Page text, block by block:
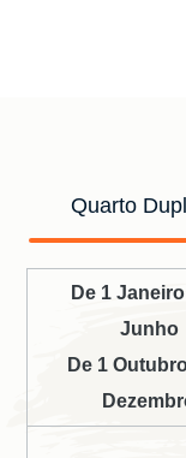
Quarto
De 1
Junho
De 1